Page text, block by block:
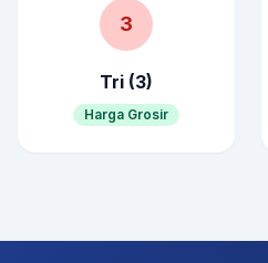
3
Tri (3)
Harga Grosir